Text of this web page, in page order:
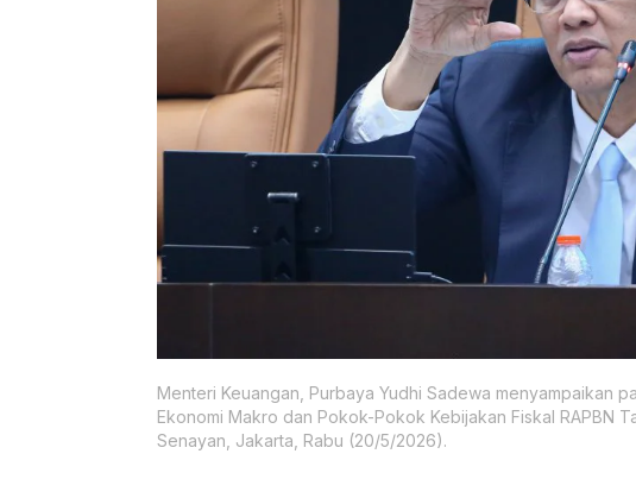
Menteri Keuangan, Purbaya Yudhi Sadewa menyampaikan
Ekonomi Makro dan Pokok-Pokok Kebijakan Fiskal RAPBN
Senayan, Jakarta, Rabu (20/5/2026).